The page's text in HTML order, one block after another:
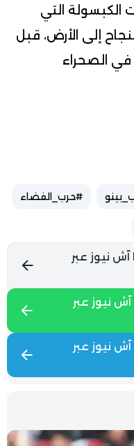
الكبسولة التي
إلى الأرض، قبل
الصحراء
#حرب_الفضاء
تابع آخر الأخبار من H-NEWS آش نيوز عبر
تابع آخر الأخبار من H-NEWS آش نيوز عبر
تابع آخر الأخبار من H-NEWS آش نيوز عبر